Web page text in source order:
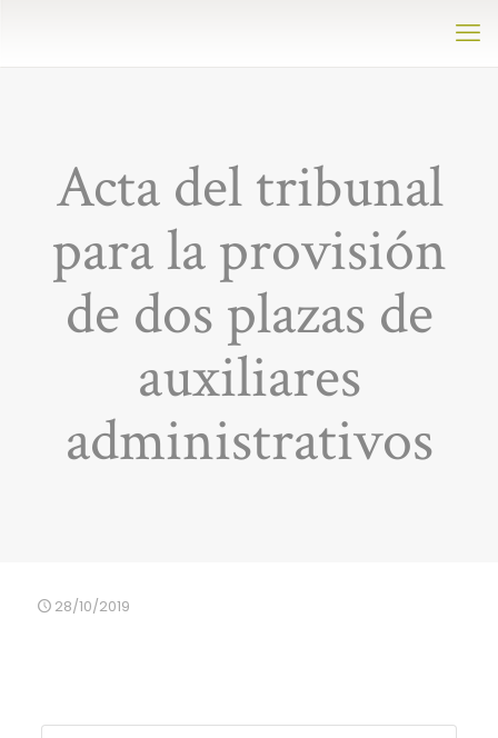
Acta del tribunal
para la provisión
de dos plazas de
auxiliares
administrativos
28/10/2019